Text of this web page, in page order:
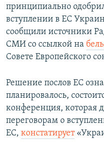
принципиально
вступлении в ЕС
сообщили источники
СМИ со ссылкой на
Совете Европейского
Решение послов ЕС
планировалось,
конференция, которая
переговорам о
ЕС, констатирует